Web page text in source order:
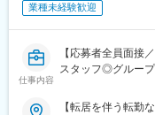
業種未経験歓迎
仕事内容
【応募者全員面接
スタッフ◎グルー
【転居を伴う転勤